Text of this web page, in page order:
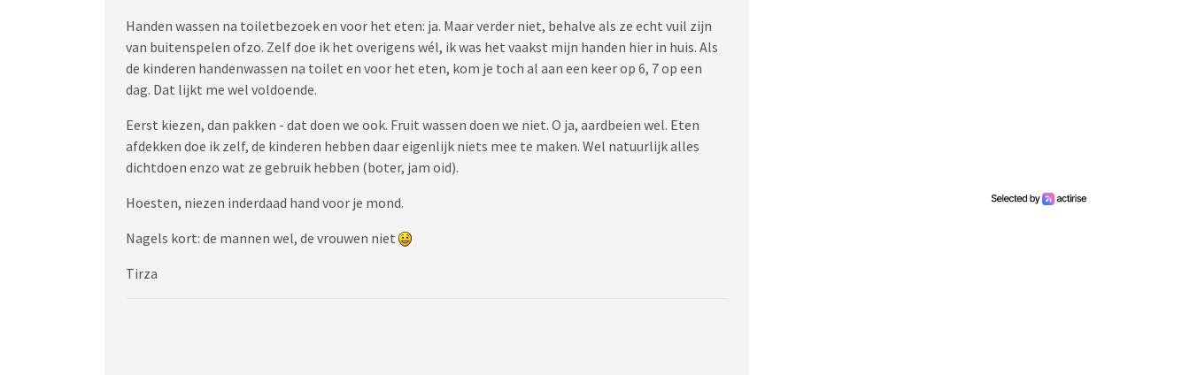
Handen wassen na toiletbezoek en voor het eten: ja. Maar verder niet, behalve als ze echt vuil zijn
van buitenspelen ofzo. Zelf doe ik het overigens wél, ik was het vaakst mijn handen hier in huis. Als
de kinderen handenwassen na toilet en voor het eten, kom je toch al aan een keer op 6, 7 op een
dag. Dat lijkt me wel voldoende.
Eerst kiezen, dan pakken - dat doen we ook. Fruit wassen doen we niet. O ja, aardbeien wel. Eten
afdekken doe ik zelf, de kinderen hebben daar eigenlijk niets mee te maken. Wel natuurlijk alles
dichtdoen enzo wat ze gebruik hebben (boter, jam oid).
Hoesten, niezen inderdaad hand voor je mond.
Nagels kort: de mannen wel, de vrouwen niet
Tirza